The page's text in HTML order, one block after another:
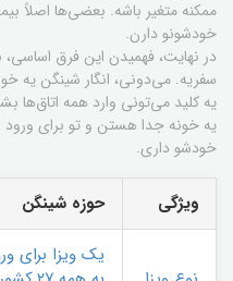
ممکنه متغیر باشه. بعضی‌ها اصلاً
خودشونو دارن.
در نهایت، فهمیدن این فرق
سفریه. می‌دونی، انگار شینگن یه
یه کلید می‌تونی وارد همه اتاق‌ها
یه خونه جدا هستن و تو برای
خودشو داری.
ویژگی حوزه شینگن
یک ویزا برای